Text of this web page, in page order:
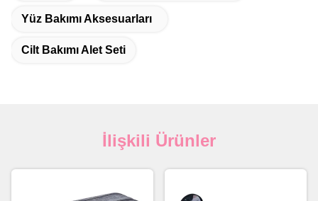
Yüz Bakımı Aksesuarları
Cilt Bakımı Alet Seti
İlişkili Ürünler